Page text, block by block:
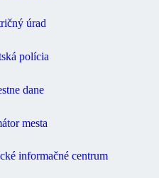
úrad
polícia
dane
mesta
informačné centrum